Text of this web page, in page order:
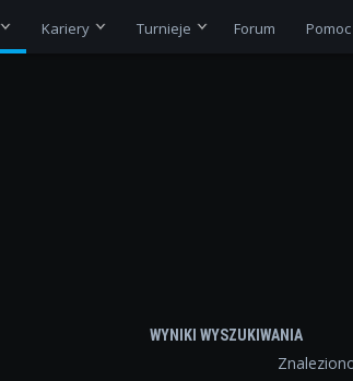
Kariery Turnieje Forum Pomoc
WYNIKI WYSZUKIWANIA